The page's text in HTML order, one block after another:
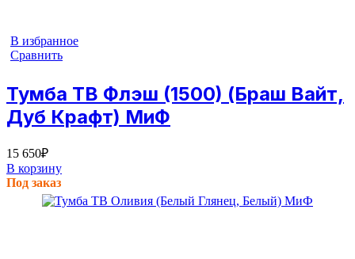
В избранное
Сравнить
Тумба ТВ Флэш (1500) (Браш Вайт,
Дуб Крафт) МиФ
15 650₽
В корзину
Под заказ